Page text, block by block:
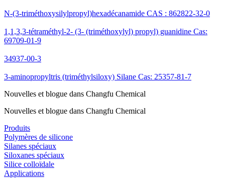
N-(3-triméthoxysilylpropyl)hexadécanamide CAS : 862822-32-0
1,1,3,3-tétraméthyl-2- (3- (triméthoxylyl) propyl) guanidine Cas:
69709-01-9
34937-00-3
3-aminopropyltris (triméthylsiloxy) Silane Cas: 25357-81-7
Nouvelles et blogue dans Changfu Chemical
Nouvelles et blogue dans Changfu Chemical
Produits
Polymères de silicone
Silanes spéciaux
Siloxanes spéciaux
Silice colloïdale
Applications